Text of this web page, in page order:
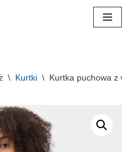
\ Kurtki \ Kurtka puchowa z